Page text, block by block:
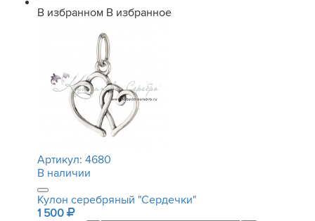
В избранном В избранное
Артикул: 4680
В наличии
Кулон серебряный "Сердечки"
1 500